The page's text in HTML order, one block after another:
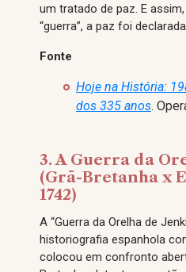
um tratado de paz. E
“guerra”, a paz foi
Fonte
Hoje na História:
dos 335 anos.
3. A Guerra da
(Grã-Bretanha x
1742)
A “Guerra da Orelha de
historiografia espanhola
colocou em confronto